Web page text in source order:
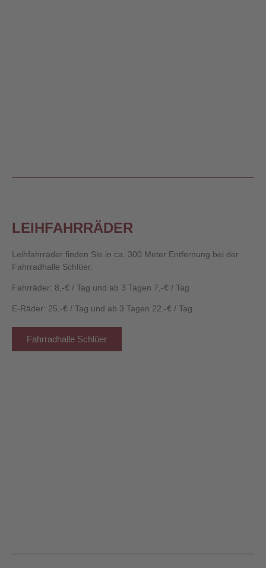
LEIHFAHRRÄDER
Leihfahrräder finden Sie in ca. 300 Meter Entfernung bei der
Fahrradhalle Schlüer.
Fahrräder: 8,-€ / Tag und ab 3 Tagen 7,-€ / Tag
E-Räder: 25,-€ / Tag und ab 3 Tagen 22,-€ / Tag
Fahrradhalle Schlüer